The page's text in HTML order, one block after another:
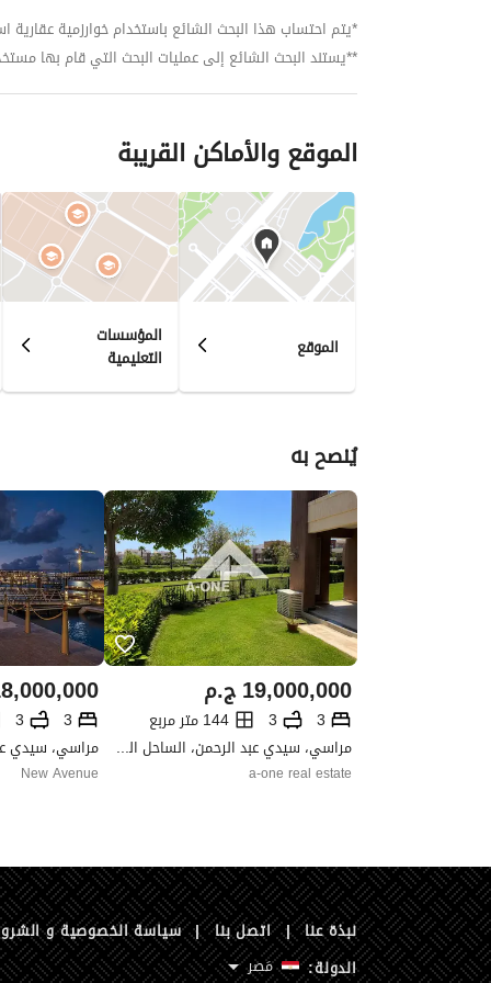
*يتم احتساب هذا البحث الشائع باستخدام خوارزمية عقارية
**يستند البحث الشائع إلى عمليات البحث التي قام بها مستخدمي
الموقع والأماكن القريبة
الموقع المؤسسات
التعليمية
يُنصح به
ج.م19,000,000
3
3
144 متر مربع
مراسي، سيدي عبد الرحمن، الساحل الشمالي، مطروح
a-one real estate
3
3
New Avenue
نبذة عنا | اتصل بنا | سياسة الخصوصية و
الدولة:
مَصر